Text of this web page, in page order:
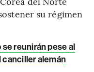
su régimen
reunirán pese al
canciller alemán